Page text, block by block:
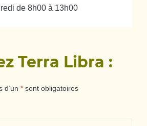
de 8h00 à 13h00
Terra Libra :
d’un *sont obligatoires